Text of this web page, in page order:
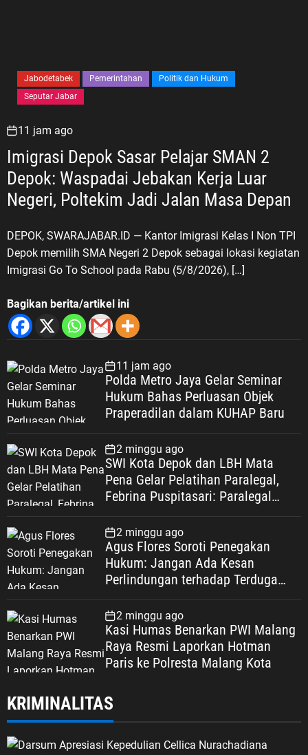
Jabodetabek Pemerintahan
Politik dan Hukum
Seputar Jabar
11 jam ago
Imigrasi Depok Sasar Pelajar SMAN 2
Depok: Waspadai Jebakan Kerja Luar
DEPOK, SWARAJABAR.ID — Kantor Imigrasi Kelas I Non TPI
Depok memilih SMA Negeri 2 Depok sebagai lokasi kegiatan
Imigrasi Go To School pada Rabu (5/8/2026), […]
Bagikan berita/artikel ini
11 jam ago
Polda Metro Jaya Gelar Seminar
Hukum Bahas Perluasan Objek
Praperadilan dalam KUHAP Baru
2 minggu ago
SWI Kota Depok dan LBH Mata
Pena Gelar Pelatihan Paralegal,
Febrina Puspitasari: Paralegal
Keadilan Warga Depok
2 minggu ago
Agus Flores Soroti Penegakan
Hukum: Jangan Ada Kesan
Perlindungan terhadap Terduga
Dipertaruhkan
2 minggu ago
Kasi Humas Benarkan PWI Malang
Raya Resmi Laporkan Hotman
Paris ke Polresta Malang Kota
KRIMINALITAS